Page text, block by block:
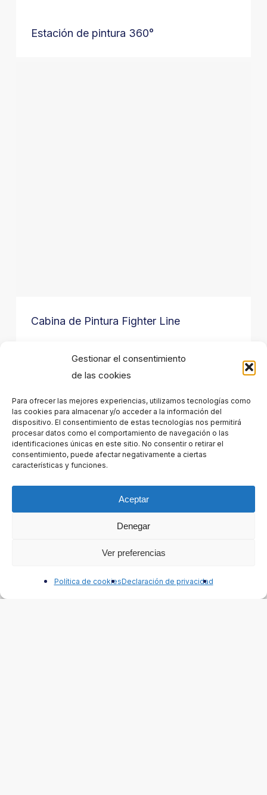
Gestionar el consentimiento
de las cookies
Para ofrecer las mejores experiencias, utilizamos tecnologías como
las cookies para almacenar y/o acceder a la información del
dispositivo. El consentimiento de estas tecnologías nos permitirá
procesar datos como el comportamiento de navegación o las
identificaciones únicas en este sitio. No consentir o retirar el
consentimiento, puede afectar negativamente a ciertas
características y funciones.
Aceptar
Denegar
Ver preferencias
Política de cookiesDeclaración de privacidad
Estación de pintura 360°
Cabina de Pintura Fighter Line